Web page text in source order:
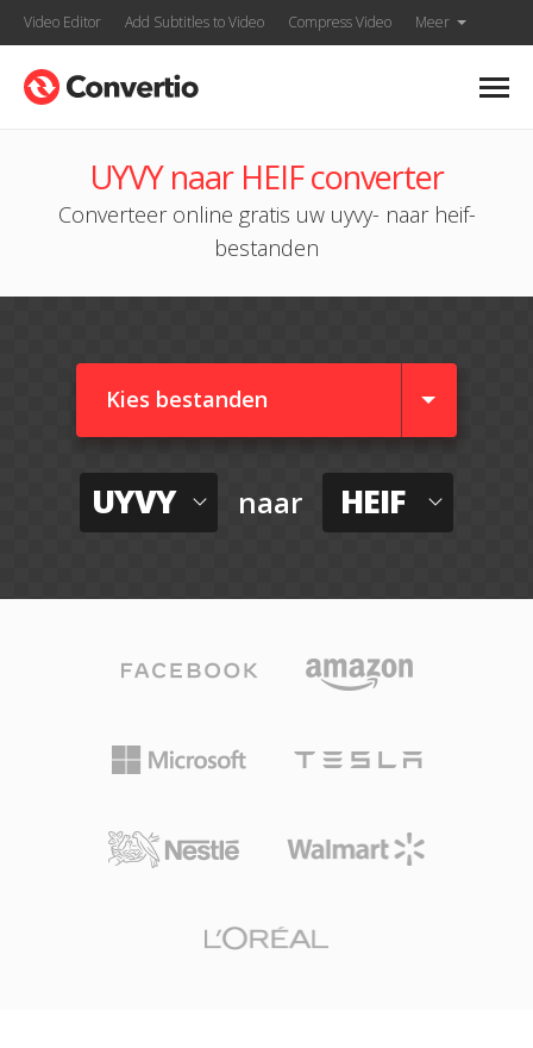
Video Editor Add Subtitles to Video Compress Video Meer
UYVY naar HEIF converter
Converteer online gratis uw uyvy- naar heif-
bestanden
Kies bestanden
UYVY naar HEIF